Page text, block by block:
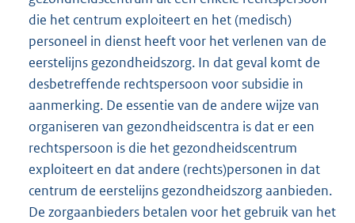
die het centrum exploiteert en het (medisch)
personeel in dienst heeft voor het verlenen van de
eerstelijns gezondheidszorg. In dat geval komt de
desbetreffende rechtspersoon voor subsidie in
aanmerking. De essentie van de andere wijze van
organiseren van gezondheidscentra is dat er een
rechtspersoon is die het gezondheidscentrum
exploiteert en dat andere (rechts)personen in dat
centrum de eerstelijns gezondheidszorg aanbieden.
De zorgaanbieders betalen voor het gebruik van het